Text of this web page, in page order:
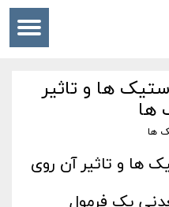
ها و تاثیر
ها
ها
ها و تاثیر آن روی
یک فرمول